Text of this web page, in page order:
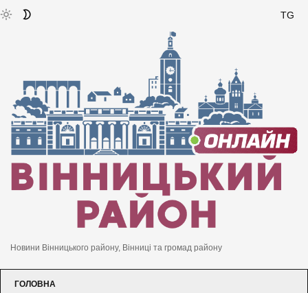
TG
Новини Вінницького району, Вінниці та громад району
ГОЛОВНА